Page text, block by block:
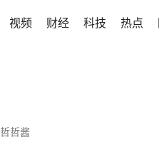
视频 财经 科技 热点
哲酱